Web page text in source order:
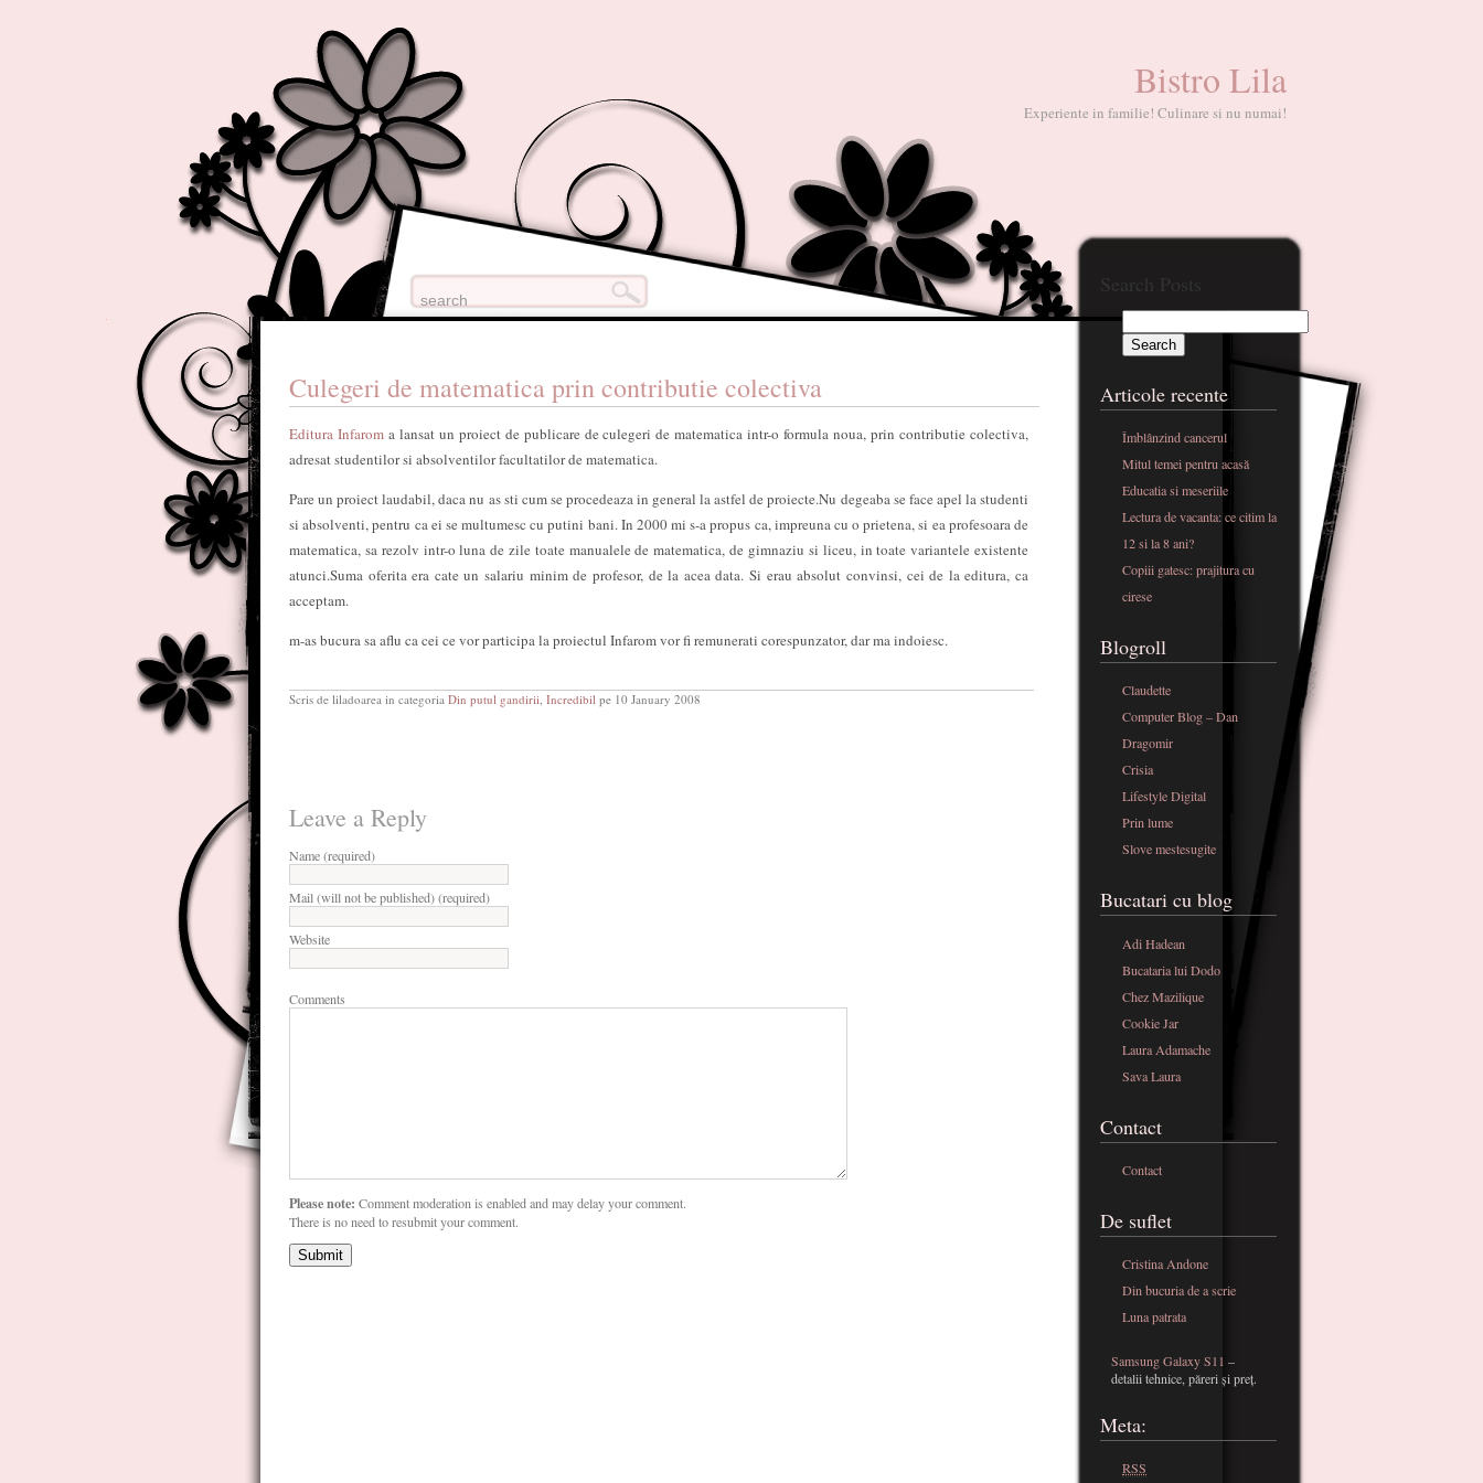
Bistro Lila
Experiente in familie! Culinare si nu numai!
Culegeri de matematica prin contributie colectiva
Editura Infaroma lansat un proiect de publicare de culegeri de matematica intr-o formula noua, prin contributie colectiva,
adresat studentilor si absolventilor facultatilor de matematica.
Pare un proiect laudabil, daca nu as sti cum se procedeaza in general la astfel de proiecte.Nu degeaba se face apel la studenti
si absolventi, pentru ca ei se multumesc cu putini bani. In 2000 mi s-a propus ca, impreuna cu o prietena, si ea profesoara de
matematica, sa rezolv intr-o luna de zile toate manualele de matematica, de gimnaziu si liceu, in toate variantele existente
atunci.Suma oferita era cate un salariu minim de profesor, de la acea data. Si erau absolut convinsi, cei de la editura, ca
acceptam.
m-as bucura sa aflu ca cei ce vor participa la proiectul Infarom vor fi remunerati corespunzator, dar ma indoiesc.
Scris de liladoarea in categoria Din putul gandirii, Incredibil pe 10 January 2008
Leave a Reply
Name (required)
Mail (will not be published) (required)
Website
Comments
Please note: Comment moderation is enabled and may delay your comment.
There is no need to resubmit your comment.
Search Posts
Articole recente
Îmblânzind cancerul
Mitul temei pentru acasă
Educatia si meseriile
Lectura de vacanta: ce citim la
12 si la 8 ani?
Copiii gatesc: prajitura cu
cirese
Blogroll
Claudette
Computer Blog – Dan
Dragomir
Crisia
Lifestyle Digital
Prin lume
Slove mestesugite
Bucatari cu blog
Adi Hadean
Bucataria lui Dodo
Chez Mazilique
Cookie Jar
Laura Adamache
Sava Laura
Contact
Contact
De suflet
Cristina Andone
Din bucuria de a scrie
Luna patrata
Samsung Galaxy S11 –
detalii tehnice, păreri și preț.
Meta:
RSS